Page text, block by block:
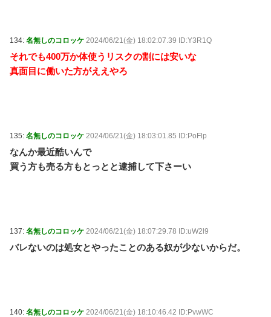
134: 名無しのコロッケ 2024/06/21(金) 18:02:07.39 ID:Y3R1Q
それでも400万か体使うリスクの割には安いな
真面目に働いた方がええやろ
135: 名無しのコロッケ 2024/06/21(金) 18:03:01.85 ID:PoFlp
なんか最近酷いんで
買う方も売る方もとっとと逮捕して下さーい
137: 名無しのコロッケ 2024/06/21(金) 18:07:29.78 ID:uW2l9
バレないのは処女とやったことのある奴が少ないからだ。
140: 名無しのコロッケ 2024/06/21(金) 18:10:46.42 ID:PvwWC